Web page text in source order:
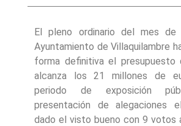
El pleno ordinario del mes
Ayuntamiento de Villaquilambre
forma definitiva el presupuesto
alcanza los 21 millones de
periodo de exposición
presentación de alegaciones
dado el visto bueno con 9 votos